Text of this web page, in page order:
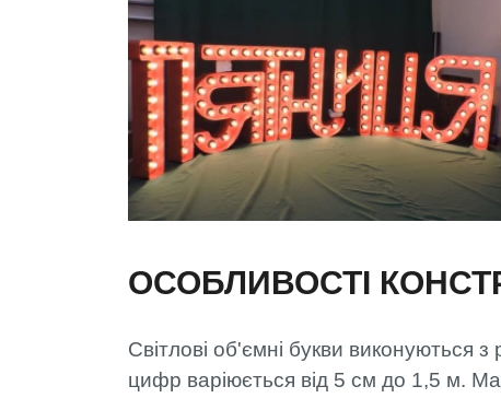
ОСОБЛИВОСТІ
Світлові об'ємні букви виконуються
цифр варіюється від 5 см до 1,5 м.